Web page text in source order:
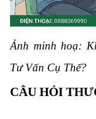
Ảnh minh hoạ:
Tư Vấn Cụ Thể?
CÂU HỎI